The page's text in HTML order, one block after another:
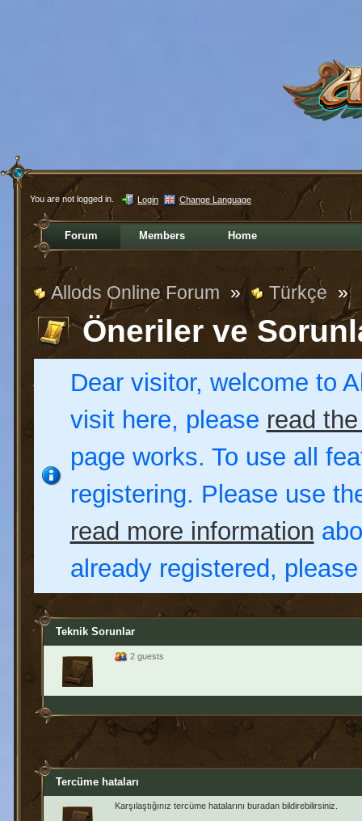
You are not logged in. Login Change Language
Forum Members Home
Allods Online Forum » Türkçe »
Öneriler ve
Dear visitor, welcome to
visit here, please read
page works. To use all
registering. Please use
read more information
already registered,
Teknik Sorunlar
2 guests
Tercüme hataları
Karşılaştığınız tercüme hatalarını buradan bildirebilirsiniz.